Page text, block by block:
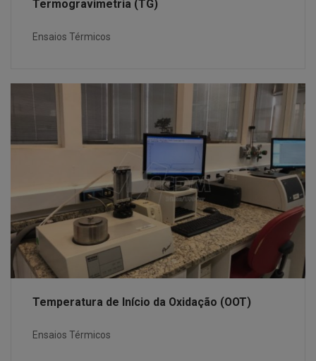
Termogravimetria (TG)
Ensaios Térmicos
Temperatura de Início da Oxidação (OOT)
Ensaios Térmicos